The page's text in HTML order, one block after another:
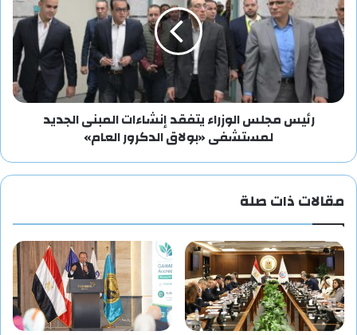
رئيس مجلس الوزراء يتفقد إنشاءات المبنى الجديد
لمستشفى «بولاق الدكرور العام»
مقالات ذات صلة